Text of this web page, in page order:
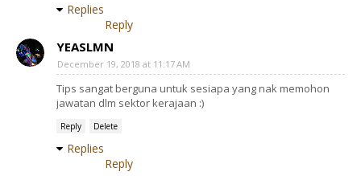
Replies
Reply
YEASLMN
December 19, 2018 at 11:17 AM
Tips sangat berguna untuk sesiapa yang nak memohon
jawatan dlm sektor kerajaan :)
Reply Delete
Replies
Reply